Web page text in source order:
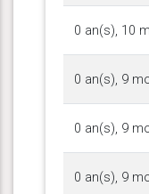
0 an(s), 10
0 an(s), 9
0 an(s), 9
0 an(s), 9